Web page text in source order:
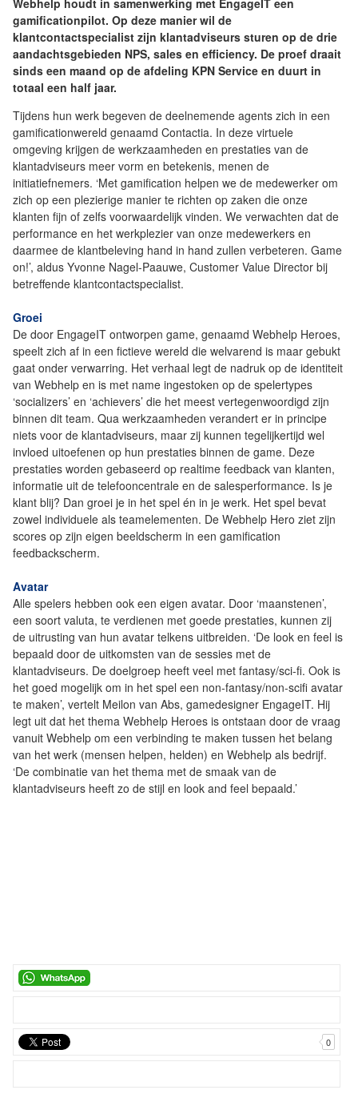
Webhelp houdt in samenwerking met EngageIT een
gamificationpilot. Op deze manier wil de
klantcontactspecialist zijn klantadviseurs sturen op de drie
aandachtsgebieden NPS, sales en efficiency. De proef draait
sinds een maand op de afdeling KPN Service en duurt in
totaal een half jaar.
Tijdens hun werk begeven de deelnemende agents zich in een
gamificationwereld genaamd Contactia. In deze virtuele
omgeving krijgen de werkzaamheden en prestaties van de
klantadviseurs meer vorm en betekenis, menen de
initiatiefnemers. ‘Met gamification helpen we de medewerker om
zich op een plezierige manier te richten op zaken die onze
klanten fijn of zelfs voorwaardelijk vinden. We verwachten dat de
performance en het werkplezier van onze medewerkers en
daarmee de klantbeleving hand in hand zullen verbeteren. Game
on!’, aldus Yvonne Nagel-Paauwe, Customer Value Director bij
betreffende klantcontactspecialist.
Groei
De door EngageIT ontworpen game, genaamd Webhelp Heroes,
speelt zich af in een fictieve wereld die welvarend is maar gebukt
gaat onder verwarring. Het verhaal legt de nadruk op de identiteit
van Webhelp en is met name ingestoken op de spelertypes
‘socializers’ en ‘achievers’ die het meest vertegenwoordigd zijn
binnen dit team. Qua werkzaamheden verandert er in principe
niets voor de klantadviseurs, maar zij kunnen tegelijkertijd wel
invloed uitoefenen op hun prestaties binnen de game. Deze
prestaties worden gebaseerd op realtime feedback van klanten,
informatie uit de telefooncentrale en de salesperformance. Is je
klant blij? Dan groei je in het spel én in je werk. Het spel bevat
zowel individuele als teamelementen. De Webhelp Hero ziet zijn
scores op zijn eigen beeldscherm in een gamification
feedbackscherm.
Avatar
Alle spelers hebben ook een eigen avatar. Door ‘maanstenen’,
een soort valuta, te verdienen met goede prestaties, kunnen zij
de uitrusting van hun avatar telkens uitbreiden. ‘De look en feel is
bepaald door de uitkomsten van de sessies met de
klantadviseurs. De doelgroep heeft veel met fantasy/sci-fi. Ook is
het goed mogelijk om in het spel een non-fantasy/non-scifi avatar
te maken’, vertelt Meilon van Abs, gamedesigner EngageIT. Hij
legt uit dat het thema Webhelp Heroes is ontstaan door de vraag
vanuit Webhelp om een verbinding te maken tussen het belang
van het werk (mensen helpen, helden) en Webhelp als bedrijf.
‘De combinatie van het thema met de smaak van de
klantadviseurs heeft zo de stijl en look and feel bepaald.’
0